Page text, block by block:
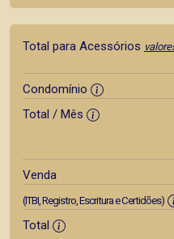
Total para Acessórios
Condomínio
Total / Mês
Venda
(ITBI, Registro, Escritura e Certidões)
Total